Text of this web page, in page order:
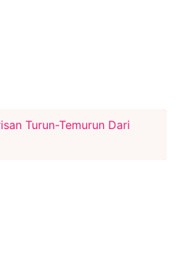
Turun-Temurun Dari